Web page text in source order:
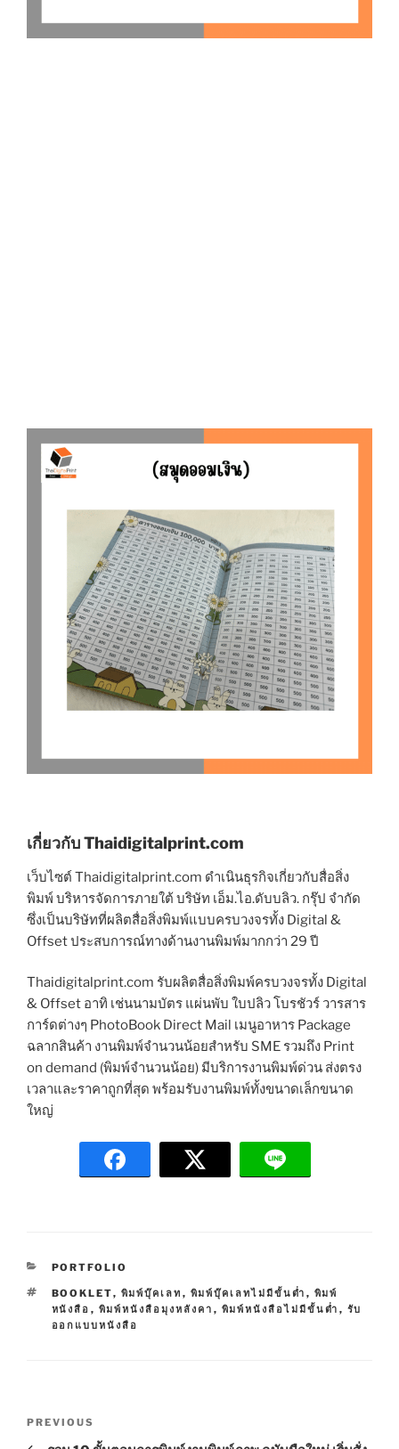
เกี่ยวกับ Thaidigitalprint.com
เว็บไซต์ Thaidigitalprint.com ดำเนินธุรกิจเกี่ยวกับสื่อสิ่ง
พิมพ์ บริหารจัดการภายใต้ บริษัท เอ็ม.ไอ.ดับบลิว. กรุ๊ป จำกัด
ซึ่งเป็นบริษัทที่ผลิตสื่อสิ่งพิมพ์แบบครบวงจรทั้ง Digital &
Offset ประสบการณ์ทางด้านงานพิมพ์มากกว่า 29 ปี
Thaidigitalprint.com รับผลิตสื่อสิ่งพิมพ์ครบวงจรทั้ง Digital
& Offset อาทิ เช่นนามบัตร แผ่นพับ ใบปลิว โบรชัวร์ วารสาร
การ์ดต่างๆ PhotoBook Direct Mail เมนูอาหาร Package
ฉลากสินค้า งานพิมพ์จำนวนน้อยสำหรับ SME รวมถึง Print
on demand (พิมพ์จำนวนน้อย) มีบริการงานพิมพ์ด่วน ส่งตรง
เวลาและราคาถูกที่สุด พร้อมรับงานพิมพ์ทั้งขนาดเล็กขนาด
ใหญ่
C
T
E
G
PORTFOLIO
T
A
G
BOOKLET, พิมพ์บุ๊คเลท , พิมพ์บุ๊คเลทไม่มีขั้นต่ำ , พิมพ์
หนังสือ , พิมพ์หนังสือมุงหลังคา , พิมพ์หนังสือไม่มีขั้นต่ำ , รับ
ออกแบบหนังสือ
P
r
PREVIOUS